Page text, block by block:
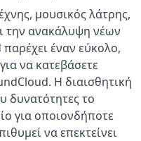
μουσικός λάτρης,
την ανακάλυψη νέων
έναν εύκολο,
να κατεβάσετε
Η διαισθητική
δυνατότητες το
για οποιονδήποτε
να επεκτείνει